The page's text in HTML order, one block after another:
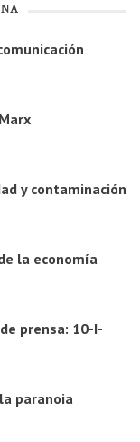
y contaminación
la economía
prensa: 10-I-
paranoia